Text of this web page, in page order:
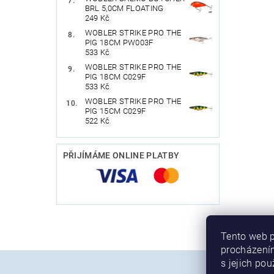
BRL 5,0CM FLOATING
249 Kč
WOBLER STRIKE PRO THE
PIG 18CM PW003F
533 Kč
WOBLER STRIKE PRO THE
PIG 18CM C029F
533 Kč
WOBLER STRIKE PRO THE
PIG 15CM C029F
522 Kč
PŘIJÍMÁME ONLINE PLATBY
Tento web
s jejich